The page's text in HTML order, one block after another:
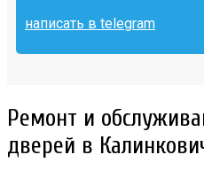
написать в telegram
Ремонт и
дверей в